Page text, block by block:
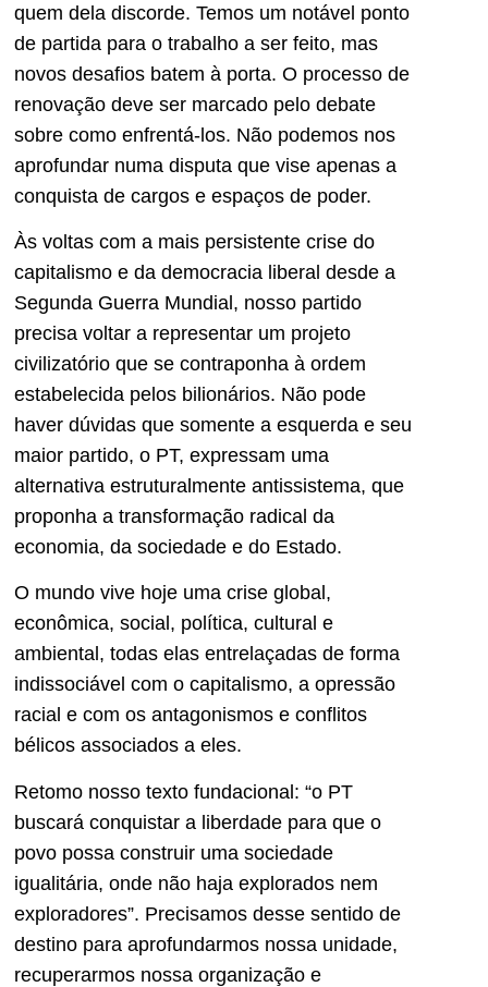
quem dela discorde. Temos um notável ponto
de partida para o trabalho a ser feito, mas
novos desafios batem à porta. O processo de
renovação deve ser marcado pelo debate
sobre como enfrentá-los. Não podemos nos
aprofundar numa disputa que vise apenas a
conquista de cargos e espaços de poder.
Às voltas com a mais persistente crise do
capitalismo e da democracia liberal desde a
Segunda Guerra Mundial, nosso partido
precisa voltar a representar um projeto
civilizatório que se contraponha à ordem
estabelecida pelos bilionários. Não pode
haver dúvidas que somente a esquerda e seu
maior partido, o PT, expressam uma
alternativa estruturalmente antissistema, que
proponha a transformação radical da
economia, da sociedade e do Estado.
O mundo vive hoje uma crise global,
econômica, social, política, cultural e
ambiental, todas elas entrelaçadas de forma
indissociável com o capitalismo, a opressão
racial e com os antagonismos e conflitos
bélicos associados a eles.
Retomo nosso texto fundacional: “o PT
buscará conquistar a liberdade para que o
povo possa construir uma sociedade
igualitária, onde não haja explorados nem
exploradores”. Precisamos desse sentido de
destino para aprofundarmos nossa unidade,
recuperarmos nossa organização e